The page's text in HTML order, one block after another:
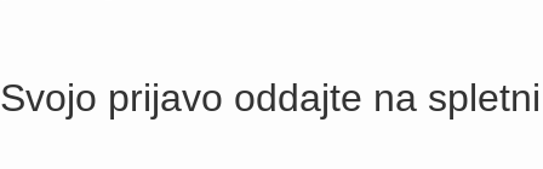
Svojo prijavo oddajte na